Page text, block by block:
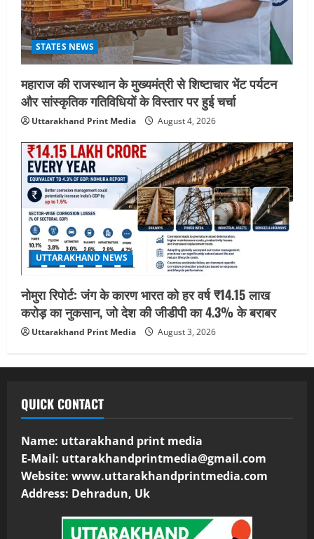
STATES NEWS
महाराज की राजस्थान के मुख्यमंत्री से शिष्टाचार भेंट पर्यटन
और सांस्कृतिक गतिविधियों के विस्तार पर हुई चर्चा
Uttarakhand Print Media August 4, 2026
UTTARAKHAND NEWS
नोमुरा रिपोर्ट: जंग के कारण भारत को हर वर्ष ₹14.15 लाख
करोड़ का नुकसान, जो देश की जीडीपी का 4.3% के बराबर
Uttarakhand Print Media August 3, 2026
QUICK CONTACT
Name: uttarakhand print media
E-Mail: uttarakhandprintmedia@gmail.com
Website: www.uttarakhandprintmedia.com
Address: Dehradun, Uk